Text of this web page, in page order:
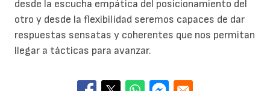
desde la escucha empática del posicionamiento del
otro y desde la flexibilidad seremos capaces de dar
respuestas sensatas y coherentes que nos permitan
llegar a tácticas para avanzar.